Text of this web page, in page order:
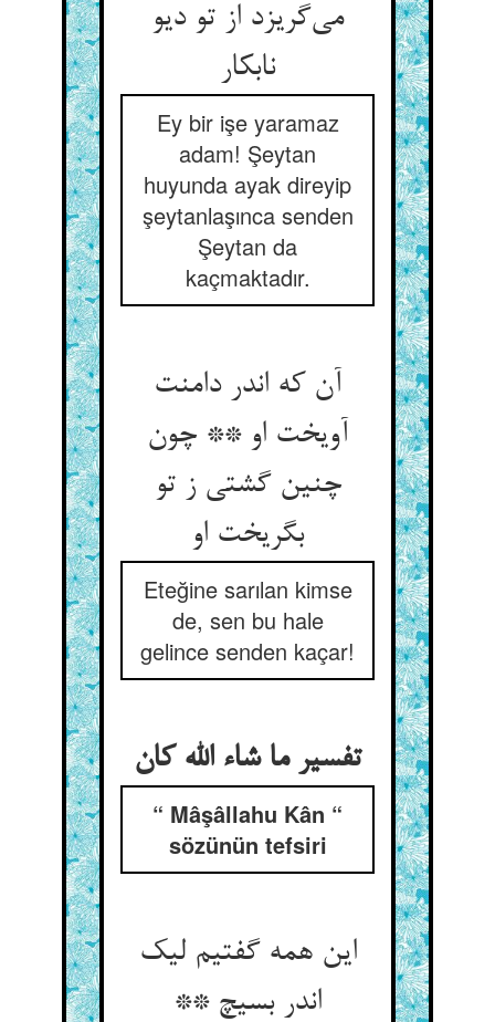
می‌‌گریزد از تو دیو
نابکار
Ey bir işe yaramaz
adam! Şeytan
huyunda ayak direyip
şeytanlaşınca senden
Şeytan da
kaçmaktadır.
آن که اندر دامنت
آویخت او ** چون
چنین گشتی ز تو
بگریخت او
Eteğine sarılan kimse
de, sen bu hale
gelince senden kaçar!
“ Mâşâllahu Kân “
sözünün tefsiri
این همه گفتیم لیک
اندر بسیچ **